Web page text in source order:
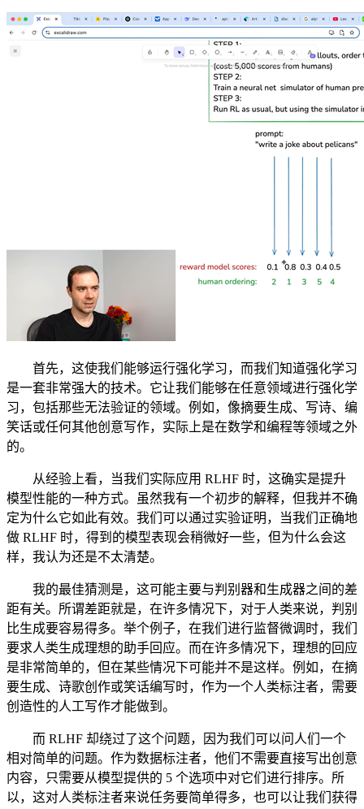
首先，这使我们能够运行强化学习，而我们知道强化学习
是一套非常强大的技术。它让我们能够在任意领域进行强化学
习，包括那些无法验证的领域。例如，像摘要生成、写诗、编
笑话或任何其他创意写作，实际上是在数学和编程等领域之外
的。
从经验上看，当我们实际应用 RLHF 时，这确实是提升
模型性能的一种方式。虽然我有一个初步的解释，但我并不确
定为什么它如此有效。我们可以通过实验证明，当我们正确地
做 RLHF 时，得到的模型表现会稍微好一些，但为什么会这
样，我认为还是不太清楚。
我的最佳猜测是，这可能主要与判别器和生成器之间的差
距有关。所谓差距就是，在许多情况下，对于人类来说，判别
比生成要容易得多。举个例子，在我们进行监督微调时，我们
要求人类生成理想的助手回应。而在许多情况下，理想的回应
是非常简单的，但在某些情况下可能并不是这样。例如，在摘
要生成、诗歌创作或笑话编写时，作为一个人类标注者，需要
创造性的人工写作才能做到。
而 RLHF 却绕过了这个问题，因为我们可以问人们一个
相对简单的问题。作为数据标注者，他们不需要直接写出创意
内容，只需要从模型提供的 5 个选项中对它们进行排序。所
以，这对人类标注者来说任务要简单得多，也可以让我们获得